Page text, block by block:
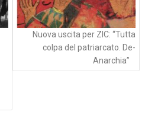
Nuova uscita per ZIC: “Tutta
colpa del patriarcato. De-
Anarchia”